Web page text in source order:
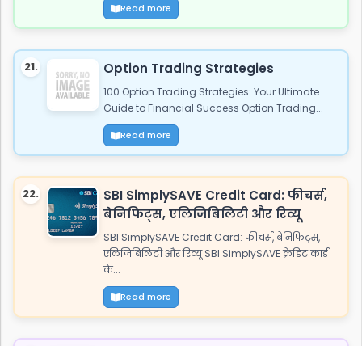
Read more
21. Option Trading Strategies
100 Option Trading Strategies: Your Ultimate
Guide to Financial Success Option Trading...
Read more
22.
SBI SimplySAVE Credit Card: फीचर्स,
बेनिफिट्स, एलिजिबिलिटी और रिव्यू
SBI SimplySAVE Credit Card: फीचर्स, बेनिफिट्स,
एलिजिबिलिटी और रिव्यू SBI SimplySAVE क्रेडिट कार्ड
के...
Read more